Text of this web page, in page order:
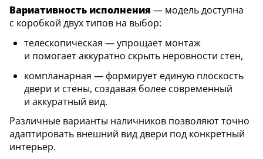
Вариативность исполнения — модель доступна
с коробкой двух типов на выбор:
телескопическая — упрощает монтаж
и помогает аккуратно скрыть неровности стен,
компланарная — формирует единую плоскость
двери и стены, создавая более современный
и аккуратный вид.
Различные варианты наличников позволяют точно
адаптировать внешний вид двери под конкретный
интерьер.